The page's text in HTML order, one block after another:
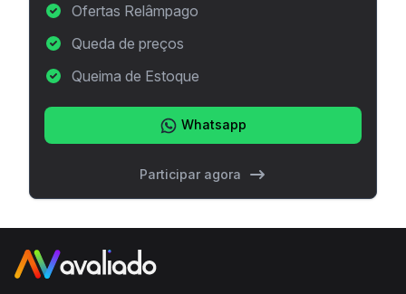
Ofertas Relâmpago
Queda de preços
Queima de Estoque
Whatsapp
Participar agora